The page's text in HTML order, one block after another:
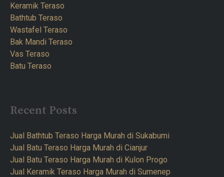
Keramik Teraso
Bathtub Teraso
Wastafel Teraso
Bak Mandi Teraso
Vas Teraso
Batu Teraso
Recent Posts
Jual Bathtub Teraso Harga Murah di Sukabumi
Jual Batu Teraso Harga Murah di Cianjur
Jual Batu Teraso Harga Murah di Kulon Progo
Jual Keramik Teraso Harga Murah di Sumenep